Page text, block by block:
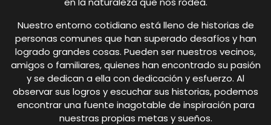
Nuestro entorno cotidiano está lleno de historias de
personas comunes que han superado desafíos y han
logrado grandes cosas. Pueden ser nuestros vecinos,
amigos o familiares, quienes han encontrado su pasión
y se dedican a ella con dedicación y esfuerzo. Al
observar sus logros y escuchar sus historias, podemos
encontrar una fuente inagotable de inspiración para
nuestras propias metas y sueños.